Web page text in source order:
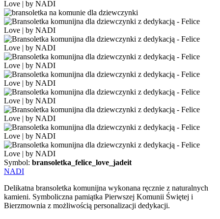
Symbol: bransoletka_felice_love_jadeit
NADI
Delikatna bransoletka komunijna wykonana ręcznie z naturalnych
kamieni. Symboliczna pamiątka Pierwszej Komunii Świętej i
Bierzmownia z możliwością personalizacji dedykacji.